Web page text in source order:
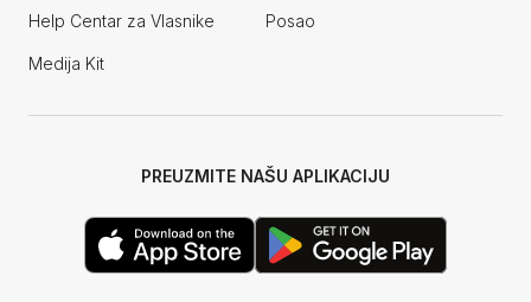
Help Centar za Vlasnike Posao
Medija Kit
PREUZMITE NAŠU APLIKACIJU